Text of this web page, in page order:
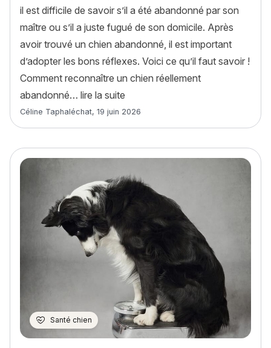
il est difficile de savoir s’il a été abandonné par son
maître ou s’il a juste fugué de son domicile. Après
avoir trouvé un chien abandonné, il est important
d’adopter les bons réflexes. Voici ce qu’il faut savoir !
Comment reconnaître un chien réellement
abandonné… lire la suite
Article rédigé par
Céline Taphaléchat, 19 juin 2026
Santé chien